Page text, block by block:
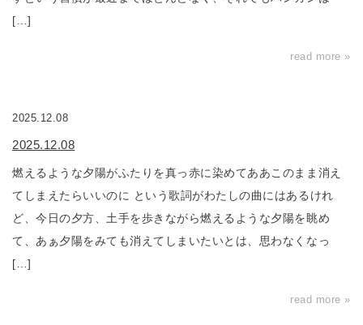
[…]
read more »
2025.12.08
2025.12.08
燃えるような夕陽がふたりを真っ赤に染めてああこのまま消え
てしまえたらいいのに という歌詞がわたしの曲にはあるけれ
ど、今日の夕方、土手を歩きながら燃えるような夕陽を眺め
て、あぁ夕陽をみても消えてしまいたいとは、思わなくなっ
[…]
read more »